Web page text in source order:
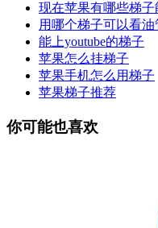
现在苹果有哪些梯子
用哪个梯子可以看油
能上youtube的梯子
苹果怎么挂梯子
苹果手机怎么用梯子
苹果梯子推荐
你可能也喜欢